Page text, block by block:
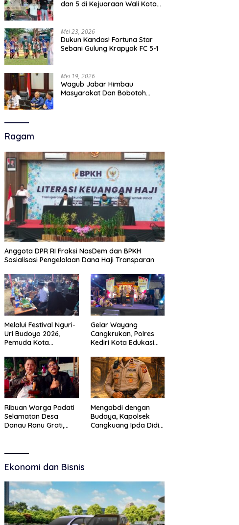
dan 5 di Kejuaraan Wali Kota
Mei 23, 2026
Dukun Kandas! Fortuna Star
Sebani Gulung Krapyak FC 5-1
Mei 19, 2026
Wagub Jabar Himbau
Masyarakat Dan Bobotoh
Ragam
Anggota DPR RI Fraksi NasDem dan BPKH
Sosialisasi Pengelolaan Dana Haji Transparan
Melalui Festival Nguri-
Uri Budoyo 2026,
Pemuda Kota
Karakter Kebudayaan
dan Bebas Narkoba
Gelar Wayang
Cangkrukan, Polres
Kediri Kota Edukasi
Seni Budaya
Ribuan Warga Padati
Selamatan Desa
Danau Ranu Grati,
Pemkab
Mengabdi dengan
Budaya, Kapolsek
Cangkuang Ipda Didi
Ekonomi dan Bisnis